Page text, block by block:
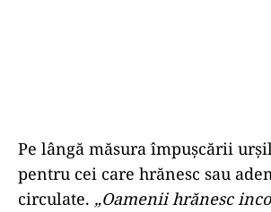
Pe lângă măsura împușcării
pentru cei care hrănesc sau
circulate. „Oamenii hrănesc